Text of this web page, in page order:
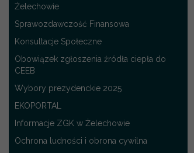
Żelechowie
Sprawozdawczość Finansowa
Konsultacje Społeczne
Obowiązek zgłoszenia źródła ciepła do
CEEB
Wybory prezydenckie 2025
EKOPORTAL
Informacje ZGK w Żelechowie
Ochrona ludności i obrona cywilna